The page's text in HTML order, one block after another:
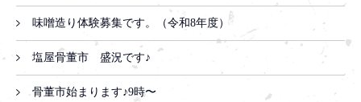
味噌造り体験募集です。（令和8年度）
塩屋骨董市 盛況です♪
骨董市始まります♪9時〜